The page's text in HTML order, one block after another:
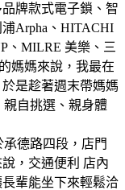
牌款式電子鎖、智
Arpha、HITACHI
、MILRE 美樂、三
媽媽來說，我最在
是趁著週末帶媽媽
自挑選、親身體
承德路四段，店門
，交通便利 店內
輩能坐下來輕鬆洽